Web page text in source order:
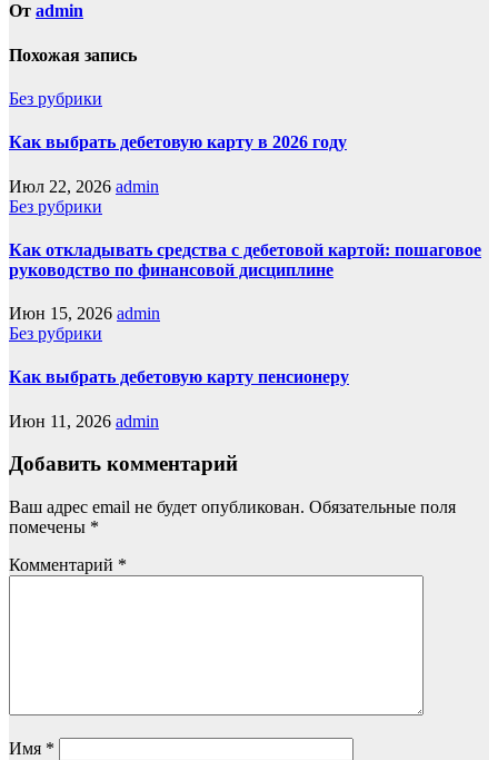
От admin
Похожая запись
Без рубрики
Как выбрать дебетовую карту в 2026 году
Июл 22, 2026 admin
Без рубрики
Как откладывать средства с дебетовой картой: пошаговое
руководство по финансовой дисциплине
Июн 15, 2026 admin
Без рубрики
Как выбрать дебетовую карту пенсионеру
Июн 11, 2026 admin
Добавить комментарий
Ваш адрес email не будет опубликован. Обязательные поля
помечены *
Комментарий *
Имя *